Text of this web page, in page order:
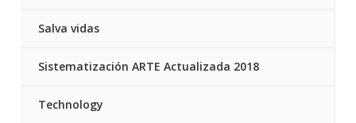
Salva vidas
Sistematización ARTE Actualizada 2018
Technology